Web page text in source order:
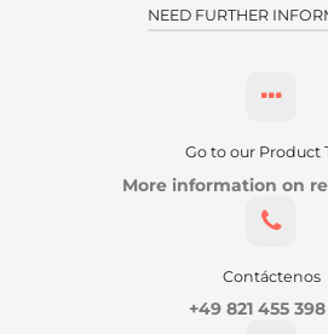
NEED FURTHER
Go to our Product
More information on
Contáctenos
+49 821 455